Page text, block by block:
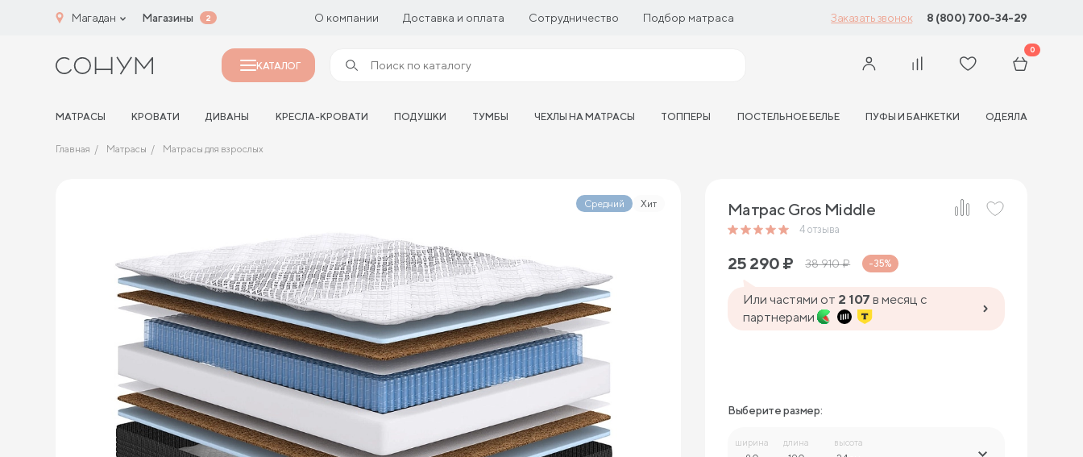
Магадан Магазины 2 О компании Доставка и оплата Сотрудничество Подбор матраса Заказать звонок 8 (800) 700-34-29
КАТАЛОГ
0
МАТРАСЫ КРОВАТИ ДИВАНЫ КРЕСЛА-КРОВАТИ ПОДУШКИ ТУМБЫ ЧЕХЛЫ НА МАТРАСЫ ТОППЕРЫ ПОСТЕЛЬНОЕ БЕЛЬЕ ПУФЫ И БАНКЕТКИ ОДЕЯЛА
Главная Матрасы Матрасы для взрослых
Средний Хит Матрас Gros Middle
4 отзыва
25 290 ₽ 38 910₽ -35%
Или частями от 2 107 в месяц с
партнерами
Выберите размер:
ширина длина высота